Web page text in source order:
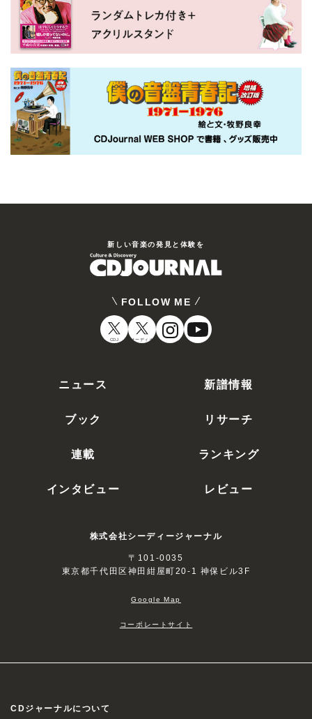
新しい⾳楽の発⾒と体験を
FOLLOW ME
CDJ オーディオ
ニュース 新譜情報
ブック リサーチ
連載 ランキング
インタビュー レビュー
株式会社シーディージャーナル
〒101-0035
東京都千代田区神田紺屋町20-1 神保ビル3F
Google Map
コーポレートサイト
CDジャーナルについて